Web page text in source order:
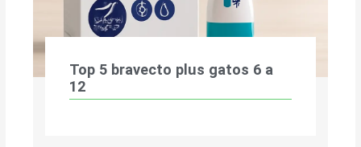
Top 5 bravecto plus gatos 6 a
12